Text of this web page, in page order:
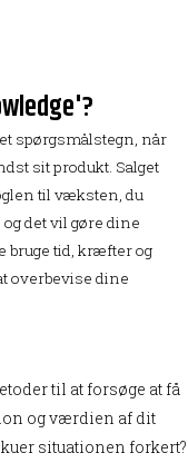
spørgsmålstegn, når
sit produkt. Salget
til væksten, du
det vil gøre dine
bruge tid, kræfter og
overbevise dine
til at forsøge at få
og værdien af dit
situationen forkert?